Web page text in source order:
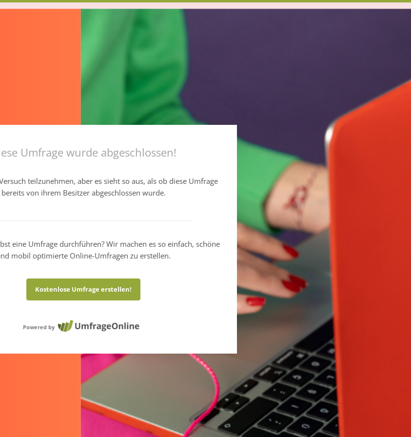
Umfrage wurde abgeschlossen!
teilzunehmen, aber es sieht so aus, als ob diese Umfrage
bereits von ihrem Besitzer abgeschlossen wurde.
eine Umfrage durchführen? Wir machen es so einfach, schöne
mobil optimierte Online-Umfragen zu erstellen.
Kostenlose Umfrage erstellen!
Powered by